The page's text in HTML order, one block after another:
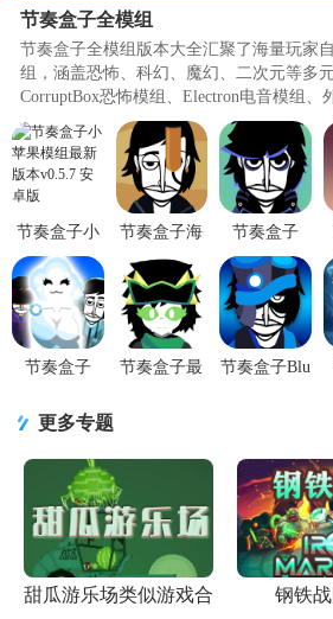
节奏盒子全模组
节奏盒子全模组版本大全汇聚了海量玩家
组，涵盖恐怖、科幻、魔幻、二次元等多
CorruptBox恐怖模组、Electron电音模组、
Sprunki全阶段系列等。每个模组均提..
节奏盒子小
苹果模组最
新版本
v0.5.7 安卓
版
节奏盒子海
盗模组最新
版v0.5.7 安
卓版
节奏盒子
Coldwave官
方正版
v0.1.0 安卓
版
节奏盒子
组免费版
v0.1.2 安卓
版
节奏盒子最
节奏盒子Blu
更多专题
甜瓜游乐场类似游戏合
钢铁